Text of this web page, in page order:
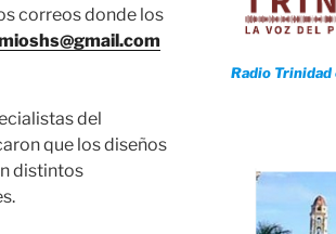
correos donde los
del
que los diseños
distintos
Radio Trinidad